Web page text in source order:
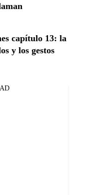
capítulo 13: la
y los gestos